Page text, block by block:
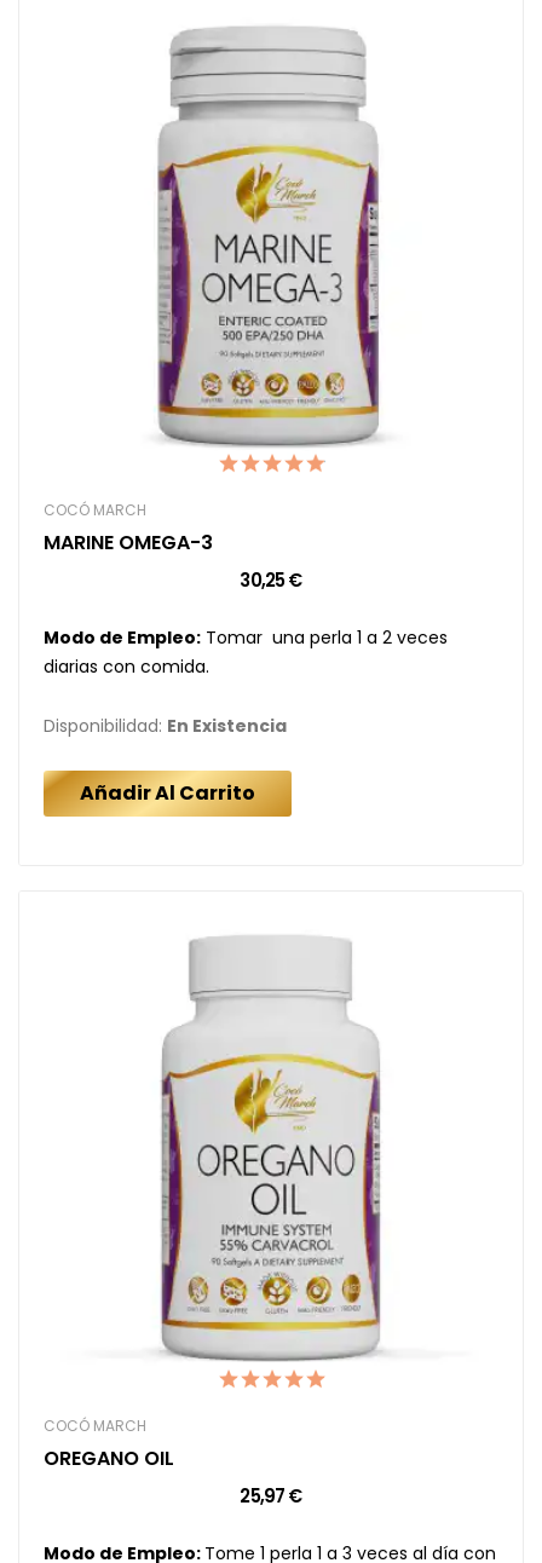
COCÓ MARCH
MARINE OMEGA-3
30,25 €
Modo de Empleo: Tomar una perla 1 a 2 veces
diarias con comida.
Disponibilidad: En Existencia
Añadir Al Carrito
COCÓ MARCH
OREGANO OIL
25,97 €
Modo de Empleo: Tome 1 perla 1 a 3 veces al día con